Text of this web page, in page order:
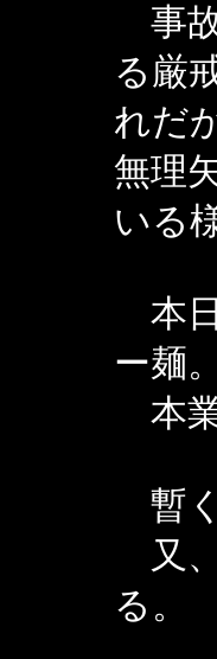
事
る厳
れだ
無理
いる
本
ー麺。
本
暫
又
る。